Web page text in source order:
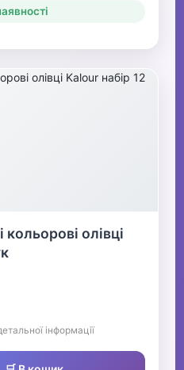
кольорові олівці
інформації